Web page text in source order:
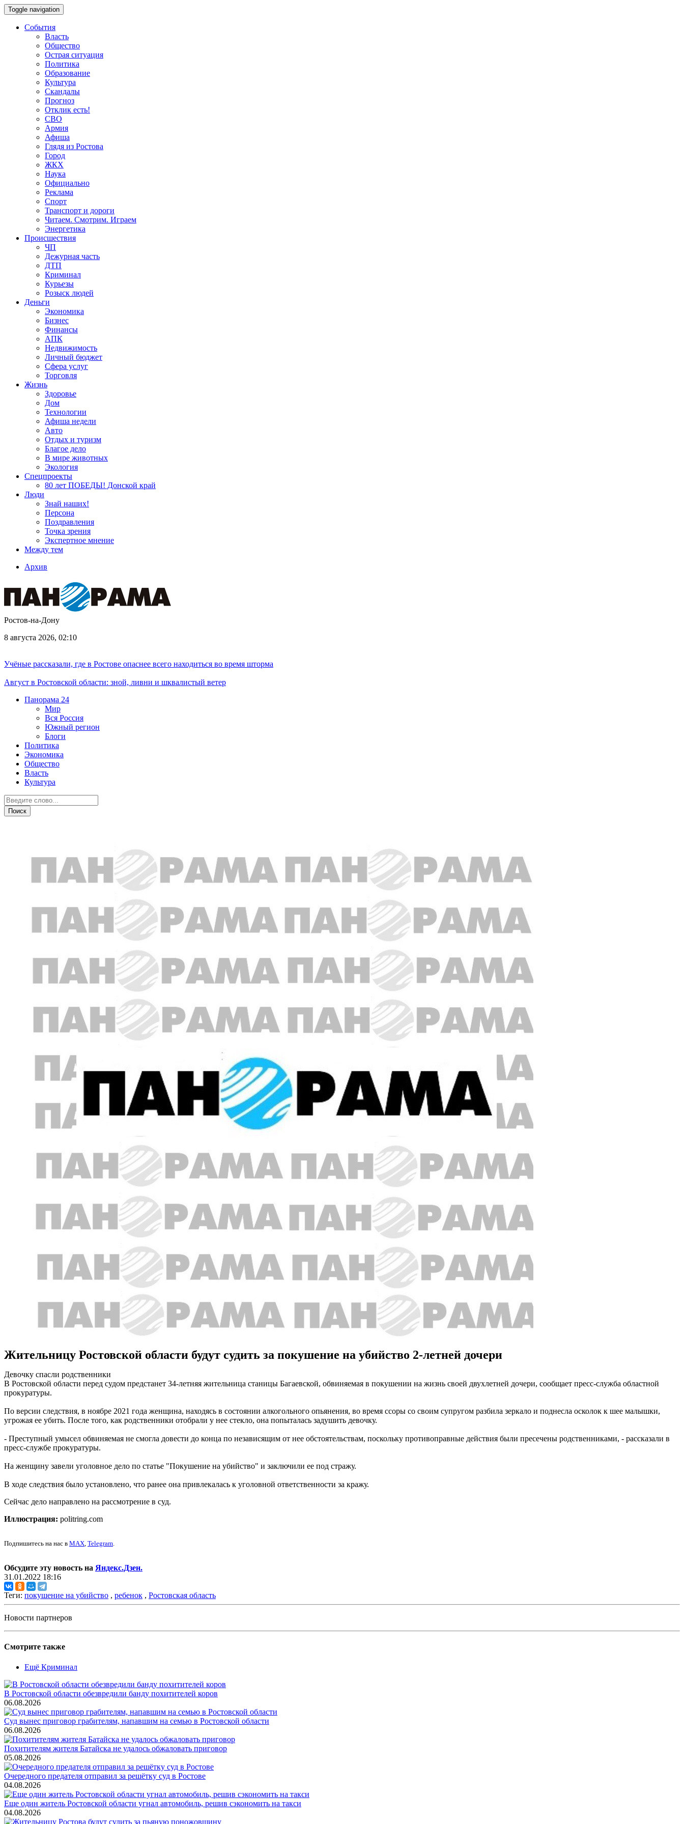
Toggle navigation
События
Власть
Общество
Острая ситуация
Политика
Образование
Культура
Скандалы
Прогноз
Отклик есть!
СВО
Армия
Афиша
Глядя из Ростова
Город
ЖКХ
Наука
Официально
Реклама
Спорт
Транспорт и дороги
Читаем. Смотрим. Играем
Энергетика
Происшествия
ЧП
Дежурная часть
ДТП
Криминал
Курьезы
Розыск людей
Деньги
Экономика
Бизнес
Финансы
АПК
Недвижимость
Личный бюджет
Сфера услуг
Торговля
Жизнь
Здоровье
Дом
Технологии
Афиша недели
Авто
Отдых и туризм
Благое дело
В мире животных
Экология
Спецпроекты
80 лет ПОБЕДЫ! Донской край
Люди
Знай наших!
Персона
Поздравления
Точка зрения
Экспертное мнение
Между тем
Архив
Ростов-на-Дону
8 августа 2026, 02:10
Учёные рассказали, где в Ростове опаснее всего находиться во время шторма
Август в Ростовской области: зной, ливни и шквалистый ветер
Панорама 24
Мир
Вся Россия
Южный регион
Блоги
Политика
Экономика
Общество
Власть
Культура
Жительницу Ростовской области будут судить за покушение на убийство 2-летней дочери
Девочку спасли родственники
В Ростовской области перед судом предстанет 34-летняя жительница станицы Багаевской, обвиняемая в покушении на жизнь своей двухлетней дочери, сообщает пресс-служба областной
прокуратуры.
По версии следствия, в ноябре 2021 года женщина, находясь в состоянии алкогольного опьянения, во время ссоры со своим супругом разбила зеркало и поднесла осколок к шее малышки,
угрожая ее убить. После того, как родственники отобрали у нее стекло, она попыталась задушить девочку.
- Преступный умысел обвиняемая не смогла довести до конца по независящим от нее обстоятельствам, поскольку противоправные действия были пресечены родственниками, - рассказали в
пресс-службе прокуратуры.
На женщину завели уголовное дело по статье "Покушение на убийство" и заключили ее под стражу.
В ходе следствия было установлено, что ранее она привлекалась к уголовной ответственности за кражу.
Сейчас дело направлено на рассмотрение в суд.
Иллюстрация: politring.com
Подпишитесь на нас в MAX, Telegram.
Обсудите эту новость на Яндекс.Дзен.
31.01.2022 18:16
Теги: покушение на убийство , ребенок , Ростовская область
Новости партнеров
Смотрите также
Ещё Криминал
В Ростовской области обезвредили банду похитителей коров
06.08.2026
Суд вынес приговор грабителям, напавшим на семью в Ростовской области
06.08.2026
Похитителям жителя Батайска не удалось обжаловать приговор
05.08.2026
Очередного предателя отправил за решётку суд в Ростове
04.08.2026
Еще один житель Ростовской области угнал автомобиль, решив сэкономить на такси
04.08.2026